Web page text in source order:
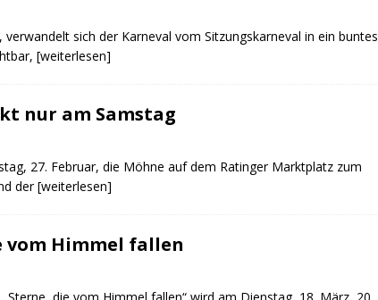
sich der Karneval vom Sitzungskarneval in ein buntes
[weiterlesen]
nur am Samstag
27. Februar, die Möhne auf dem Ratinger Marktplatz zum
der[weiterlesen]
vom Himmel fallen